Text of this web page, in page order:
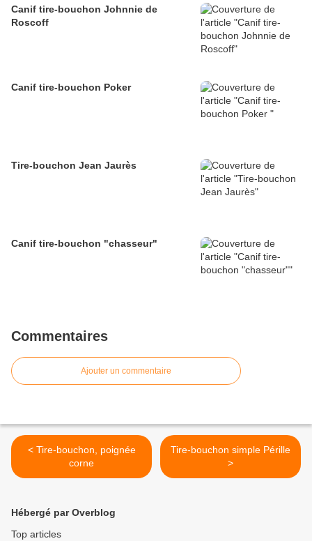
Canif tire-bouchon Johnnie de
Roscoff
Canif tire-bouchon Poker
Tire-bouchon Jean Jaurès
Canif tire-bouchon "chasseur"
Commentaires
Ajouter un commentaire
< Tire-bouchon, poignée
corne
Tire-bouchon simple Pérille
>
Hébergé par Overblog
Top articles